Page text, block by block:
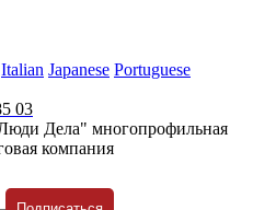
Italian Japanese Portuguese
03
Дела" многопрофильная
компания